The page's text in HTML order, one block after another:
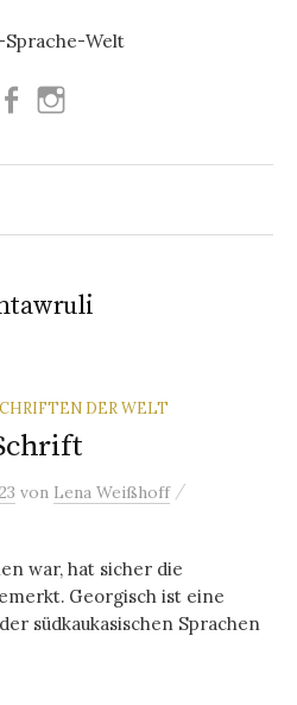
Facebook
Suchen
DER WELT
von Lena Weißhoff /
war, hat sicher die
Georgisch ist eine
südkaukasischen Sprachen